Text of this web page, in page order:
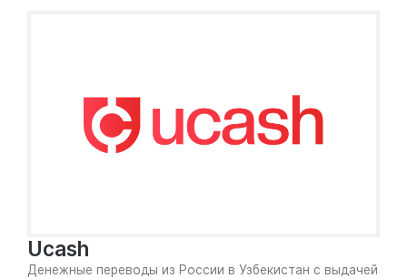
Ucash
Денежные переводы из России в Узбекистан с выдачей